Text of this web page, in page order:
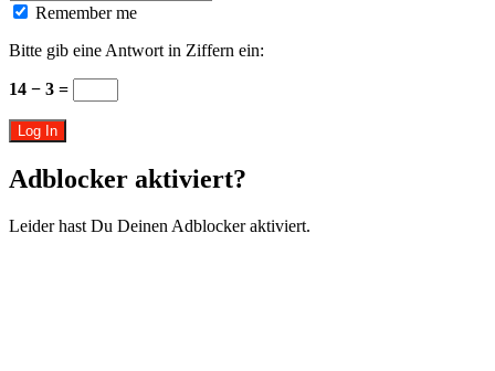
Remember me
Bitte gib eine Antwort in Ziffern ein:
14 − 3 =
Log In
Adblocker aktiviert?
Leider hast Du Deinen Adblocker aktiviert.